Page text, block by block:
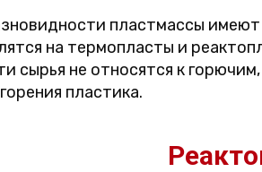
пластмассы
на термопласты и
сырья не относятся к
пластика.